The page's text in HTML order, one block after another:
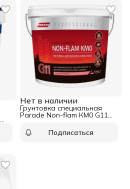
Нет в наличии
Грунтовка специальная
Parade Non-flam КМ0 G11
Подписаться